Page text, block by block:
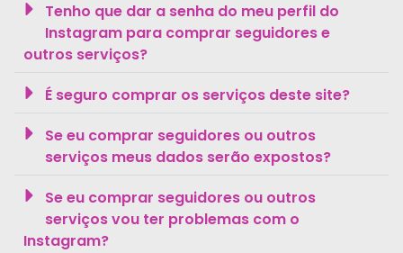
Tenho que dar a senha do meu perfil do
Instagram para comprar seguidores e
outros serviços?
É seguro comprar os serviços deste site?
Se eu comprar seguidores ou outros
serviços meus dados serão expostos?
Se eu comprar seguidores ou outros
serviços vou ter problemas com o
Instagram?